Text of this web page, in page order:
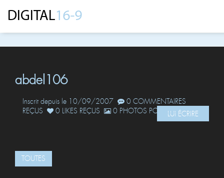
abdel106
Inscrit depuis le 10/09/2007
0 COMMENTAIRES
REÇUS
0 LIKES REÇUS 0 PHOTOS POSTÉESLUI ÉCRIRE
TOUTES